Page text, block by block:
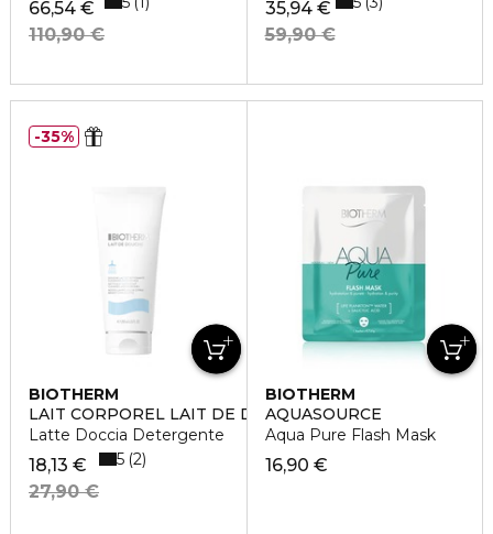
66,54 €
110,90 €
35,94 €
59,90 €
BIOTHERM
LAIT CORPOREL LAIT DE DOUCHE
Latte Doccia Detergente
18,13 €
27,90 €
5 2
35%
BIOTHERM
AQUASOURCE
Aqua Pure Flash Mask
16,90 €